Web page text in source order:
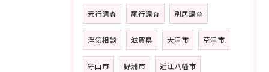
素行調査 尾行調査 別居調査
浮気相談 滋賀県 大津市 草津市
守山市 野洲市 近江八幡市